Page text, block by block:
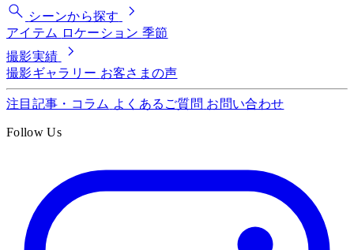
シーンから探す
アイテム ロケーション 季節
撮影実績
撮影ギャラリー お客さまの声
注目記事・コラム よくあるご質問 お問い合わせ
Follow Us